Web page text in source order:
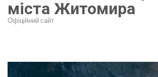
міста Житомира
Офіційний сайт